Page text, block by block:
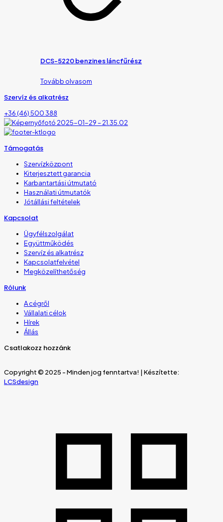
DCS-5220 benzines láncfűrész
Tovább olvasom
Szervíz és alkatrész
+36 (46) 500 388
Támogatás
Szervízközpont
Kiterjesztett garancia
Karbantartási útmutató
Használati útmutatók
Jótállási feltételek
Kapcsolat
Ügyfélszolgálat
Együttműködés
Szervíz és alkatrész
Kapcsolatfelvétel
Megközelíthetőség
Rólunk
A cégről
Vállalati célok
Hírek
Állás
Csatlakozz hozzánk
Copyright © 2025 - Minden jog fenntartva! | Készítette:
LCSdesign